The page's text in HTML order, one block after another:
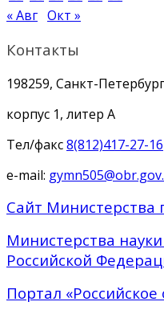
« Авг Окт »
Контакты
198259, Санкт-
корпус 1, литер А
Тел/факс8(812)417-27-16
e-mail:
Сайт
Министерства
Российской
Портал